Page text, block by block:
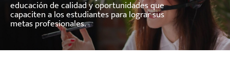
educación de calidad y oportunidades que
capaciten a los estudiantes para lograr sus
metas profesionales.